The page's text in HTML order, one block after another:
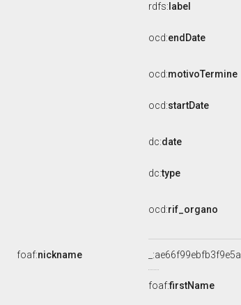
rdfs: label
ocd:endDate
ocd:motivoTermine
ocd:startDate
dc:date
dc:type
ocd:rif_organo
foaf:nickname
foaf:firstName